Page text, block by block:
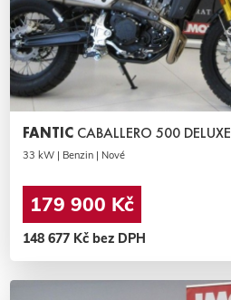
FANTIC CABALLERO 500 DELUXE
33 kW | Benzin | Nové
179 900 Kč
148 677 Kč bez DPH